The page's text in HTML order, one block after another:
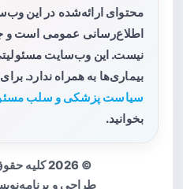
محتوای ارائه‌شده در این
اطلاع‌رسانی عمومی است و
نیست. این وب‌سایت
بیماری‌ها به همراه ندارد.
سیاست پزشکی و سلب
بخوانید.
© 2026 کلیه حقوق محفوظ است.
طراحی و